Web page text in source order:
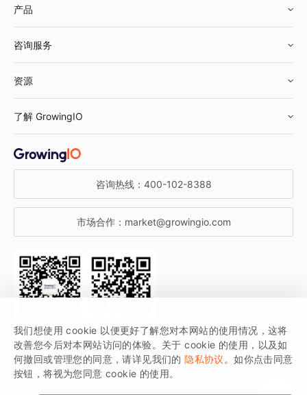
鞋服行业
汽车行业
金融行业
产品
智能运营
获客分析
咨询服务
资源
增长公开课
增长博客
开发者文档
SDK 文档
场景指南
了解 GrowingIO
关于 GrowingIO
增长大会
行业活动
咨询热线： 400-102-8388
市场合作： market@growingio.com
关注公众号 获取更多干货
GrowingIO 是专注于数据智能分析与增长的品牌，核心平台为 GrowingIO
分析云。
我们想使用 cookie 以便更好了解您对本网站的使用情况，这将
改善您今后对本网站访问的体验。关于 cookie 的使用，以及如
何撤回或管理您的同意，请详见我们的 隐私协议 。如你点击同意
按钮，将视为您同意 cookie 的使用。